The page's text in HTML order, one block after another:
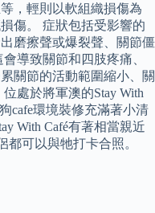
，輕則以軟組織損傷為
傷。 症狀包括受影響的
磨擦聲或爆裂聲、關節僵
導致關節和四肢疼痛、
關節的活動範圍縮小、關
處於將軍澳的Stay With
cafe環境裝修充滿著小清
With Café有著相當親近
都可以與牠打卡合照。